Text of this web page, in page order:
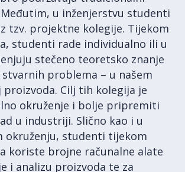
Međutim, u inženjerstvu studenti
tzv. projektne kolegije. Tijekom
studenti rade individualno ili u
stečeno teoretsko znanje
stvarnih problema – u našem
proizvoda. Cilj tih kolegija je
okruženje i bolje pripremiti
u industriji. Slično kao i u
okruženju, studenti tijekom
koriste brojne računalne alate
i analizu proizvoda te za